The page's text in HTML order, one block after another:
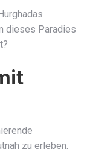
dieses Paradies
zu erleben.